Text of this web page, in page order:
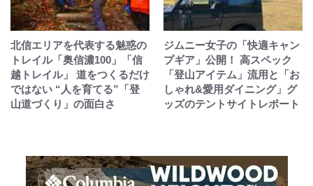
北信エリアを代表する魅惑の
トレイル「奥信濃100」「信
越トレイル」 道をつくるだけ
ではない “人を育てる”「登
山道づくり」の面白さ
ジムニー女子の「快適キャン
プギア」公開！ 高スペック
「登山アイテム」流用と「お
しゃれ&愛用ダイニング」グ
ッズのテントサイトレポート